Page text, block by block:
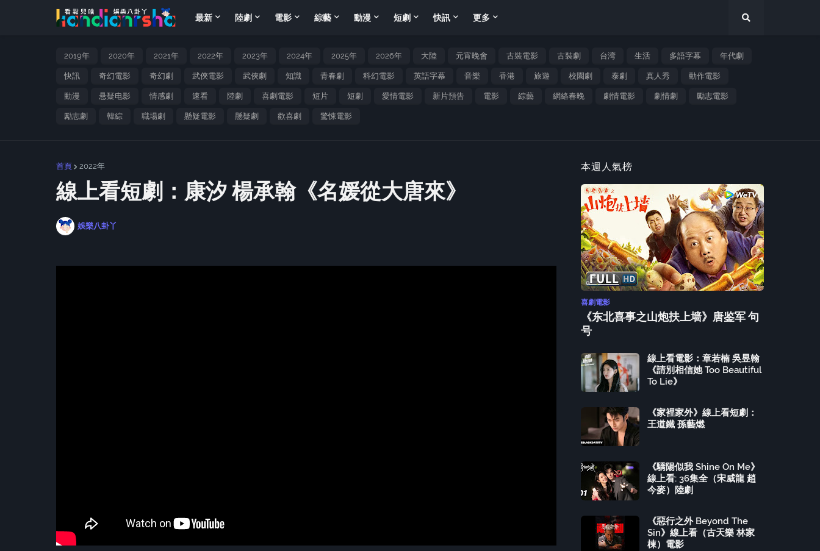
最新 陸劇 電影 綜藝 動漫 短劇 快訊 更多
2019年 2020年 2021年 2022年 2023年 2024年 2025年 2026年 大陸 元宵晚會 古裝電影 古裝劇 台湾 生活 多語字幕 年代劇
快訊 奇幻電影 奇幻劇 武俠電影 武俠劇 知識 青春劇 科幻電影 英語字幕 音樂 香港 旅遊 校園劇 泰劇 真人秀 動作電影
動漫 悬疑电影 情感劇 速看 陸劇 喜劇電影 短片 短劇 愛情電影 新片預告 電影 綜藝 網絡春晚 劇情電影 劇情劇 勵志電影
勵志劇 韓綜 職場劇 懸疑電影 懸疑劇 歡喜劇 驚悚電影
首頁 2022年
線上看短劇：康汐 楊承翰《名媛從大唐來》
娛樂八卦丫
本週人氣榜
喜劇電影
《东北喜事之山炮扶上墙》唐鉴军 句
号
線上看電影：章若楠 吳昱翰
《請別相信她 Too Beautiful
To Lie》
《家裡家外》線上看短劇：
王道鐵 孫藝燃
《驕陽似我 Shine On Me》
線上看: 36集全（宋威龍 趙
今麥）陸劇
《惡行之外 Beyond The
Sin》線上看（古天樂 林家
棟）電影